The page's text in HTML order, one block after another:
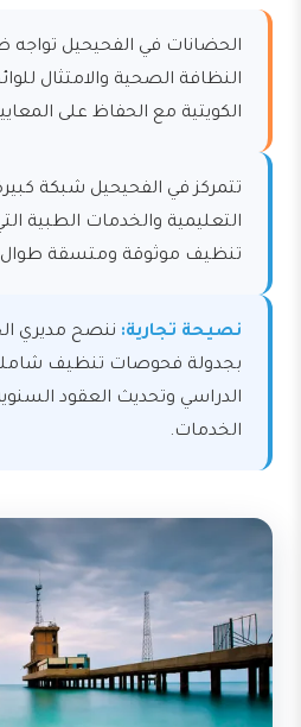
الحضانات في الفحيحيل
النظافة الصحية والامتثال
الكويتية مع الحفاظ على
تتمركز في الفحيحيل شبكة
التعليمية والخدمات الطبية
تنظيف موثوقة ومتسقة طوال
نصيحة تجارية: ننصح مديري
بجدولة فحوصات تنظيف شاملة
الدراسي وتحديث العقود
الخدمات.